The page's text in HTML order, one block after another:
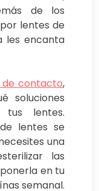
de los
lentes de
les encanta
de contacto,
soluciones
lentes.
lentes se
una
las
en tu
semanal.